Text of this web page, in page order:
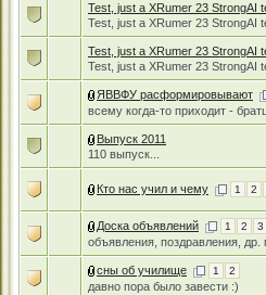
Test, just a XRumer 23 StrongAI
Test, just a XRumer 23 StrongAI
Test, just a XRumer 23 StrongAI
Test, just a XRumer 23 StrongAI
ЯВВФУ расформировывают
всему когда-то приходит -
Выпуск 2011
110 выпуск...
Кто нас учил и чему 1 2
Доска объявлений 1 2 3
объявления, поздравления,
сны об училище 1 2
давно пора было завести :)